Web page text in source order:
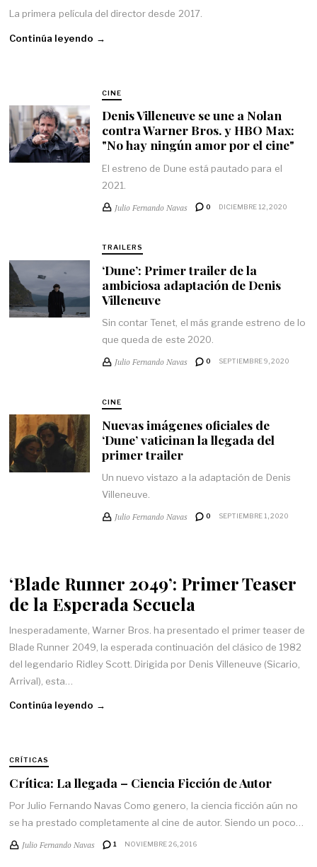
La primera película del director desde 2017.
Continúa leyendo →
CINE
Denis Villeneuve se une a Nolan
contra Warner Bros. y HBO Max:
"No hay ningún amor por el cine"
El estreno de Dune está pautado para el
2021.
Julio Fernando Navas 0 DICIEMBRE 12, 2020
TRAILERS
‘Dune’: Primer trailer de la
ambiciosa adaptación de Denis
Villeneuve
Sin contar Tenet, el más grande estreno de lo
que queda de este 2020.
Julio Fernando Navas 0 SEPTIEMBRE 9, 2020
CINE
Nuevas imágenes oficiales de
‘Dune’ vaticinan la llegada del
primer trailer
Un nuevo vistazo a la adaptación de Denis
Villeneuve.
Julio Fernando Navas 0 SEPTIEMBRE 1, 2020
‘Blade Runner 2049’: Primer Teaser
de la Esperada Secuela
Inesperadamente, Warner Bros. ha presentado el primer teaser de
Blade Runner 2049, la esperada continuación del clásico de 1982
del legendario Ridley Scott. Dirigida por Denis Villeneuve (Sicario,
Arrival), esta…
Continúa leyendo →
CRÍTICAS
Crítica: La llegada – Ciencia Ficción de Autor
Por Julio Fernando Navas Como genero, la ciencia ficción aún no
se ha prestado completamente al cine de autor. Siendo un poco…
Julio Fernando Navas 1 NOVIEMBRE 26, 2016